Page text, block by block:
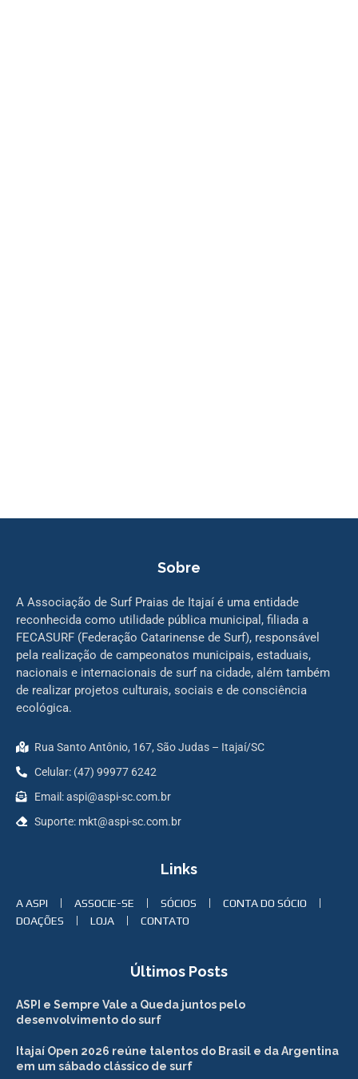
Sobre
A Associação de Surf Praias de Itajaí é uma entidade
reconhecida como utilidade pública municipal, filiada a
FECASURF (Federação Catarinense de Surf), responsável
pela realização de campeonatos municipais, estaduais,
nacionais e internacionais de surf na cidade, além também
de realizar projetos culturais, sociais e de consciência
ecológica.
Rua Santo Antônio, 167, São Judas – Itajaí/SC
Celular: (47) 99977 6242
Email: aspi@aspi-sc.com.br
Suporte: mkt@aspi-sc.com.br
Links
A ASPI ASSOCIE-SE SÓCIOS
CONTA DO SÓCIO
DOAÇÕES
LOJA CONTATO
Últimos Posts
ASPI e Sempre Vale a Queda juntos pelo
desenvolvimento do surf
Itajaí Open 2026 reúne talentos do Brasil e da Argentina
em um sábado clássico de surf